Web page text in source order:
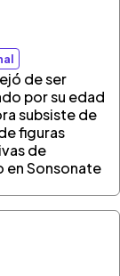
de ser
por su edad
subsiste de
figuras
de
en Sonsonate